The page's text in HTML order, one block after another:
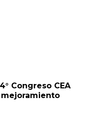
Congreso CEA